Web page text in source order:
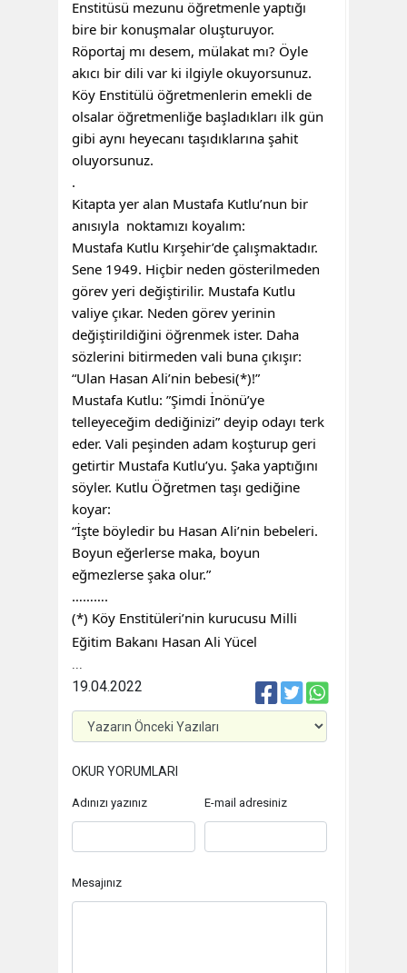
Enstitüsü mezunu öğretmenle yaptığı
bire bir konuşmalar oluşturuyor.
Röportaj mı desem, mülakat mı? Öyle
akıcı bir dili var ki ilgiyle okuyorsunuz.
Köy Enstitülü öğretmenlerin emekli de
olsalar öğretmenliğe başladıkları ilk gün
gibi aynı heyecanı taşıdıklarına şahit
oluyorsunuz.
.
Kitapta yer alan Mustafa Kutlu’nun bir
anısıyla noktamızı koyalım:
Mustafa Kutlu Kırşehir’de çalışmaktadır.
Sene 1949. Hiçbir neden gösterilmeden
görev yeri değiştirilir. Mustafa Kutlu
valiye çıkar. Neden görev yerinin
değiştirildiğini öğrenmek ister. Daha
sözlerini bitirmeden vali buna çıkışır:
“Ulan Hasan Ali’nin bebesi(*)!”
Mustafa Kutlu: ”Şimdi İnönü’ye
telleyeceğim dediğinizi” deyip odayı terk
eder. Vali peşinden adam koşturup geri
getirtir Mustafa Kutlu’yu. Şaka yaptığını
söyler. Kutlu Öğretmen taşı gediğine
koyar:
“İşte böyledir bu Hasan Ali’nin bebeleri.
Boyun eğerlerse maka, boyun
eğmezlerse şaka olur.”
……….
(*) Köy Enstitüleri’nin kurucusu Milli
Eğitim Bakanı Hasan Ali Yücel
...
19.04.2022
OKUR YORUMLARI
Adınızı yazınız E-mail adresiniz
Mesajınız